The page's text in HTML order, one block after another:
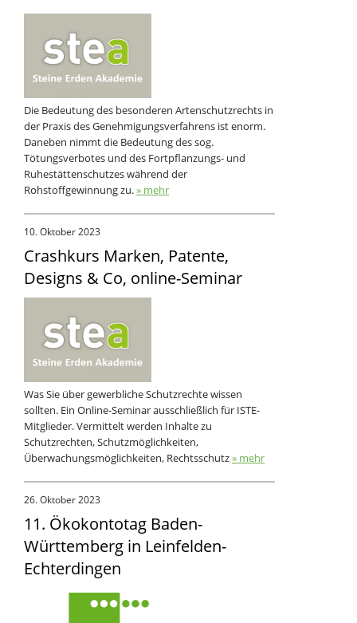
Die Bedeutung des besonderen Artenschutzrechts in
der Praxis des Genehmigungsverfahrens ist enorm.
Daneben nimmt die Bedeutung des sog.
Tötungsverbotes und des Fortpflanzungs- und
Ruhestättenschutzes während der
Rohstoffgewinnung zu.» mehr
10. Oktober 2023
Crashkurs Marken, Patente,
Designs & Co, online-Seminar
Was Sie über gewerbliche Schutzrechte wissen
sollten. Ein Online-Seminar ausschließlich für ISTE-
Mitglieder. Vermittelt werden Inhalte zu
Schutzrechten, Schutzmöglichkeiten,
Überwachungsmöglichkeiten, Rechtsschutz» mehr
26. Oktober 2023
11. Ökokontotag Baden-
Württemberg in Leinfelden-
Echterdingen